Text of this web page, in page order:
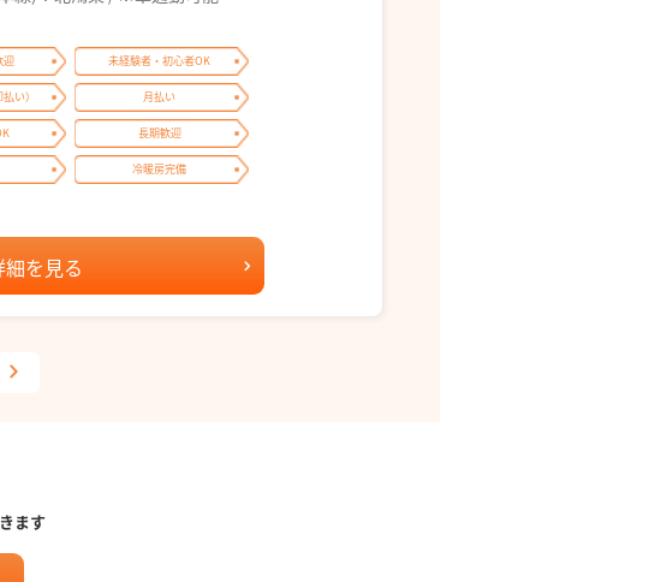
迎 未経験者・初心者OK
い） 月払い
長期歓迎
冷暖房完備
を見る
ます